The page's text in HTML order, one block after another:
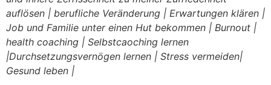
auflösen | berufliche Veränderung | Erwartungen klären |
Job und Familie unter einen Hut bekommen | Burnout |
health coaching | Selbstcaoching lernen
|Durchsetzungsvernögen lernen | Stress vermeiden|
Gesund leben |